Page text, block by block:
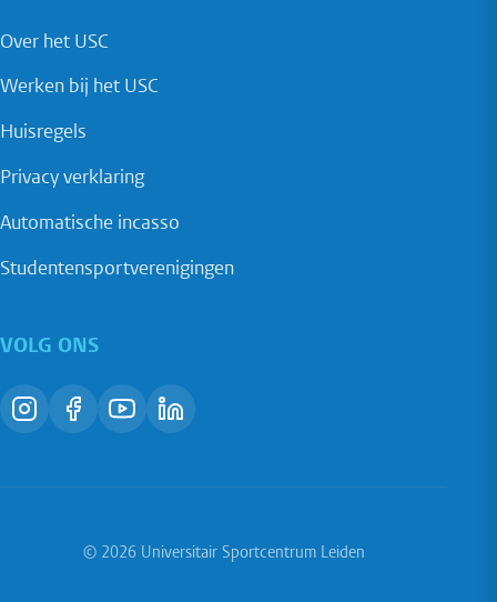
Over het USC
Werken bij het USC
Huisregels
Privacy verklaring
Automatische incasso
Studentensportverenigingen
VOLG ONS
© 2026 Universitair Sportcentrum Leiden